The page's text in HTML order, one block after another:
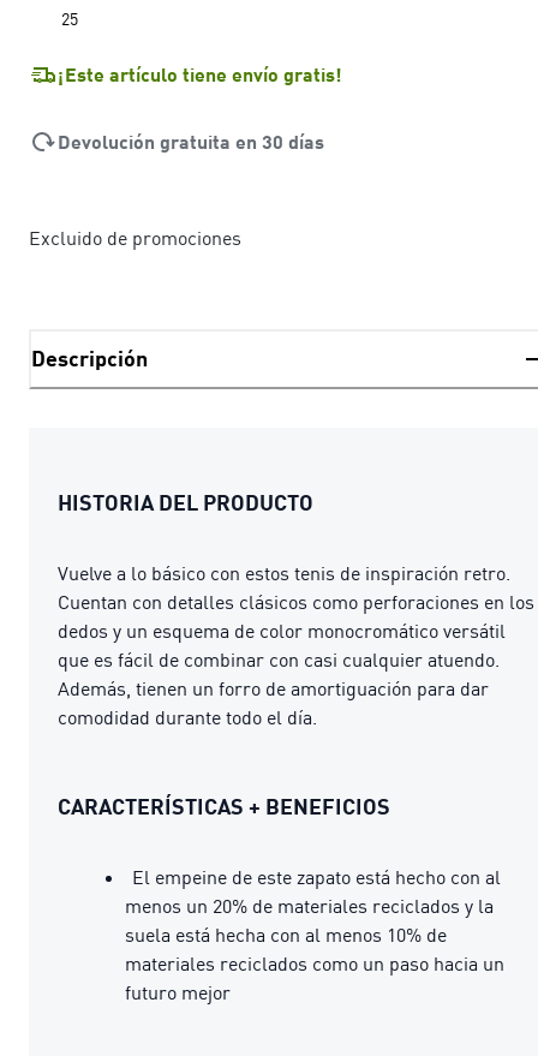
25
¡Este artículo tiene envío gratis!
Devolución gratuita en 30 días
Excluido de promociones
Descripción
HISTORIA DEL PRODUCTO
Vuelve a lo básico con estos tenis de inspiración retro.
Cuentan con detalles clásicos como perforaciones en los
dedos y un esquema de color monocromático versátil
que es fácil de combinar con casi cualquier atuendo.
Además, tienen un forro de amortiguación para dar
comodidad durante todo el día.
CARACTERÍSTICAS + BENEFICIOS
El empeine de este zapato está hecho con al
menos un 20% de materiales reciclados y la
suela está hecha con al menos 10% de
materiales reciclados como un paso hacia un
futuro mejor